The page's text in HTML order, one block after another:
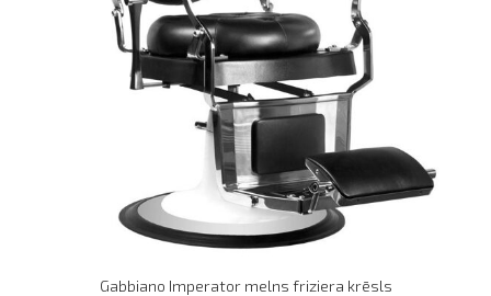
Gabbiano Imperator melns friziera krēsls